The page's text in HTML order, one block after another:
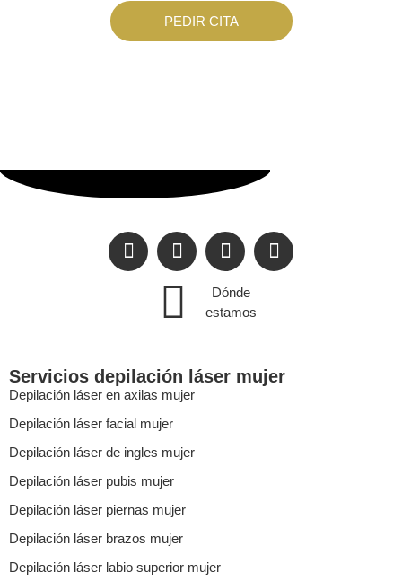
PEDIR CITA
Dónde
estamos
Servicios depilación láser mujer
Depilación láser en axilas mujer
Depilación láser facial mujer
Depilación láser de ingles mujer
Depilación láser pubis mujer
Depilación láser piernas mujer
Depilación láser brazos mujer
Depilación láser labio superior mujer